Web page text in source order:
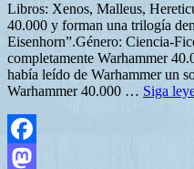
Libros: Xenos, Malleus,
40.000 y forman una trilogía
Eisenhorn”.Género: Ciencia-
completamente Warhammer
había leído de Warhammer un
Warhammer 40.000 … Siga
Facebook